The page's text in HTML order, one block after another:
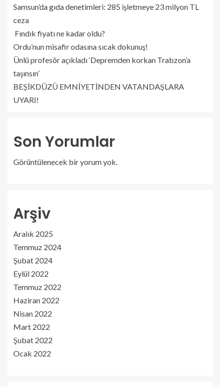
Samsun’da gıda denetimleri: 285 işletmeye 23 milyon TL
ceza
Fındık fiyatı ne kadar oldu?
Ordu’nun misafir odasına sıcak dokunuş!
Ünlü profesör açıkladı ‘Depremden korkan Trabzon’a
taşınsın’
BEŞİKDÜZÜ EMNİYETİNDEN VATANDAŞLARA
UYARI!
Son Yorumlar
Görüntülenecek bir yorum yok.
Arşiv
Aralık 2025
Temmuz 2024
Şubat 2024
Eylül 2022
Temmuz 2022
Haziran 2022
Nisan 2022
Mart 2022
Şubat 2022
Ocak 2022